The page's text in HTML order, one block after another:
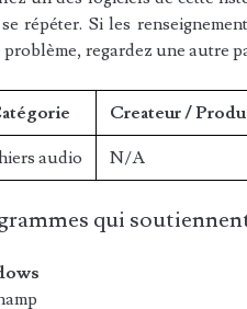
répéter. Si les
regardez une autre
Createur /
audio N/A
qui